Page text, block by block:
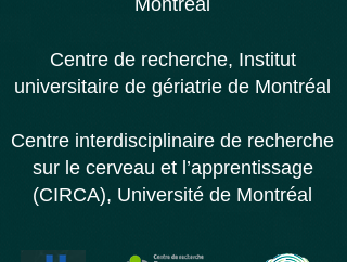
Montréal
Centre de recherche, Institut
universitaire de gériatrie de Montréal
Centre interdisciplinaire de recherche
sur le cerveau et l’apprentissage
(CIRCA), Université de Montréal